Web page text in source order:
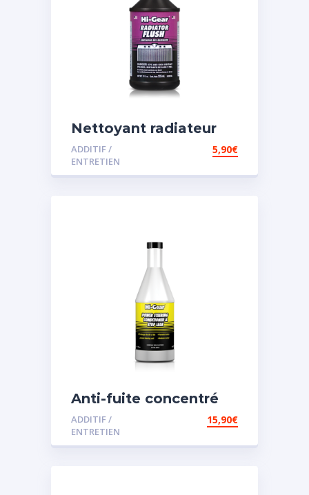
Nettoyant radiateur
ADDITIF /
ENTRETIEN
5,90€
Anti-fuite concentré
pour direction
assistée
ADDITIF /
ENTRETIEN
15,90€